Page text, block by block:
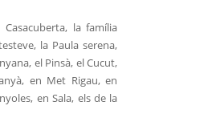
la família
la Paula serena,
el Pinsà, el Cucut,
en Met Rigau, en
en Sala, els de la